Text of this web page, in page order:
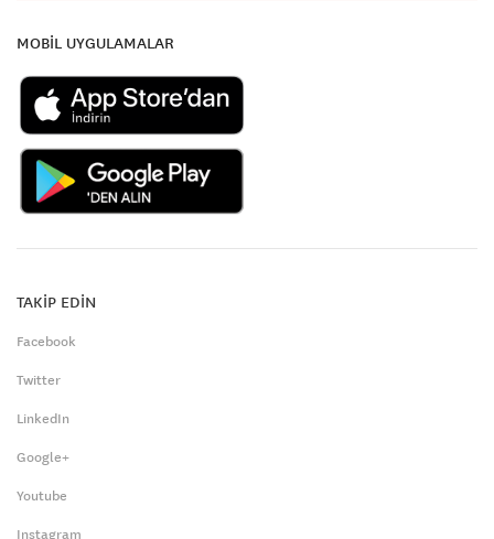
MOBİL UYGULAMALAR
TAKİP EDİN
Facebook
Twitter
LinkedIn
Google+
Youtube
Instagram